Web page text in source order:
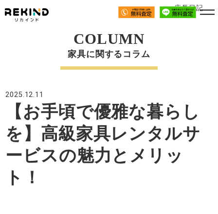
COLUMN
家具に関するコラム
2025.12.11
【お手頃で優雅な暮らし
を】高級家具レンタルサ
ービスの魅力とメリッ
ト！
店長日記